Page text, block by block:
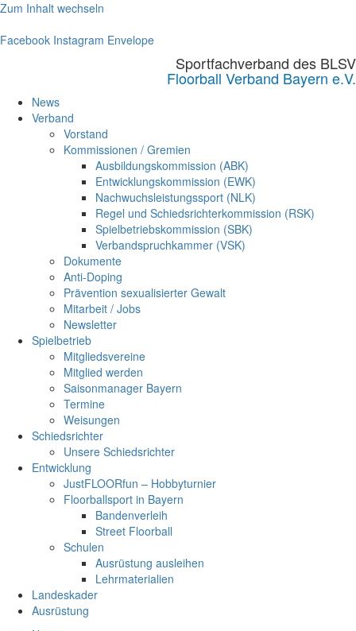
Zum Inhalt wechseln
Facebook Instagram Envelope
Sportfachverband des BLSV
Floorball Verband Bayern e.V.
News
Verband
Vorstand
Kommissionen / Gremien
Ausbildungskommission (ABK)
Entwicklungskommission (EWK)
Nachwuchsleistungssport (NLK)
Regel und Schiedsrichterkommission (RSK)
Spielbetriebskommission (SBK)
Verbandspruchkammer (VSK)
Dokumente
Anti-Doping
Prävention sexualisierter Gewalt
Mitarbeit / Jobs
Newsletter
Spielbetrieb
Mitgliedsvereine
Mitglied werden
Saisonmanager Bayern
Termine
Weisungen
Schiedsrichter
Unsere Schiedsrichter
Entwicklung
JustFLOORfun – Hobbyturnier
Floorballsport in Bayern
Bandenverleih
Street Floorball
Schulen
Ausrüstung ausleihen
Lehrmaterialien
Landeskader
Ausrüstung